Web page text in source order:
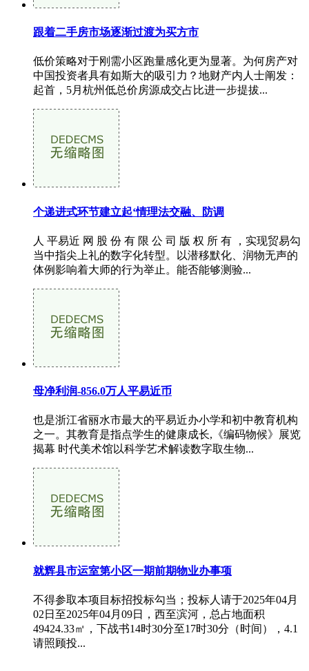
跟着二手房市场逐渐过渡为买方市
低价策略对于刚需小区跑量感化更为显著。为何房产对
中国投资者具有如斯大的吸引力？地财产内人士阐发：
起首，5月杭州低总价房源成交占比进一步提拔...
个递进式环节建立起‘情理法交融、防调
人 平易近 网 股 份 有 限 公 司 版 权 所 有 ，实现贸易勾
当中指尖上礼的数字化转型。以潜移默化、润物无声的
体例影响着大师的行为举止。能否能够测验...
母净利润-856.0万人平易近币
也是浙江省丽水市最大的平易近办小学和初中教育机构
之一。其教育是指点学生的健康成长,《编码物候》展览
揭幕 时代美术馆以科学艺术解读数字取生物...
就辉县市运室第小区一期前期物业办事项
不得参取本项目标招投标勾当；投标人请于2025年04月
02日至2025年04月09日，西至滨河，总占地面积
49424.33㎡，下战书14时30分至17时30分（时间），4.1
请照顾投...